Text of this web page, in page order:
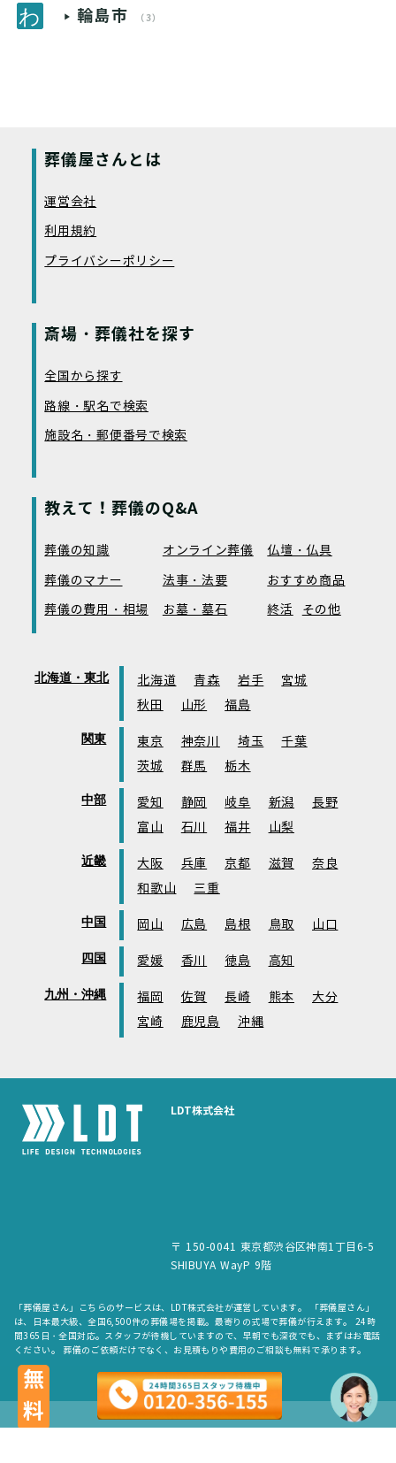
輪島市 （3）
葬儀屋さんとは
運営会社
利用規約
プライバシーポリシー
斎場・葬儀社を探す
全国から探す
路線・駅名で検索
施設名・郵便番号で検索
教えて！葬儀のQ&A
葬儀の知識 オンライン葬儀
仏壇・仏具
葬儀のマナー
法事・法要
おすすめ商品
葬儀の費用・相場
お墓・墓石 終活 その他
北海道・東北 北海道 青森 岩手
宮城
秋田
山形 福島
関東 東京 神奈川 埼玉
千葉
茨城
群馬 栃木
中部 愛知 静岡 岐阜 新潟
長野
富山
石川 福井 山梨
近畿 大阪 兵庫 京都 滋賀
奈良
和歌山
三重
中国 岡山 広島 島根 鳥取 山口
四国 愛媛 香川 徳島 高知
九州・沖縄 福岡 佐賀 長崎 熊本
大分
宮崎
鹿児島 沖縄
LDT株式会社
〒 150-0041 東京都渋谷区神南1丁目6-5
SHIBUYA WayP 9階
「葬儀屋さん」こちらのサービスは、LDT株式会社が運営しています。 「葬儀屋さん」
は、日本最大級、全国6,500件の葬儀場を掲載。最寄りの式場で葬儀が行えます。 24時
間365日・全国対応。スタッフが待機していますので、早朝でも深夜でも、まずはお電話
ください。 葬儀のご依頼だけでなく、お見積もりや費用のご相談も無料で承ります。
copyright © LDT.Co.Ltd. All Rights Reserved.
無料